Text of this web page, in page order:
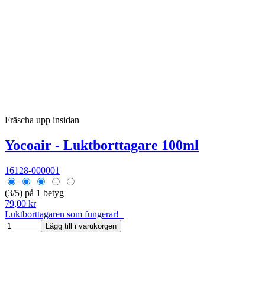
Fräscha upp insidan
Yocoair - Luktborttagare 100ml
16128-000001
(3/5) på 1 betyg
79,00 kr
Luktborttagaren som fungerar!
Lägg till i varukorgen